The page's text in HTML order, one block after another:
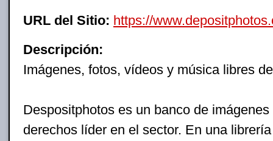
URL del Sitio: https://
Descripción:
Imágenes, fotos, vídeos y música libres
Despositphotos es un banco de
derechos líder en el sector. En una